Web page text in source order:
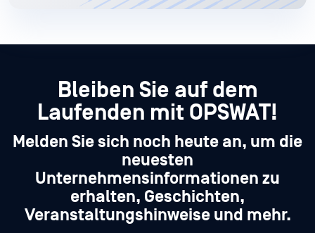
Bleiben Sie auf dem
Laufenden mit OPSWAT!
Melden Sie sich noch heute an, um die
neuesten
Unternehmensinformationen zu
erhalten, Geschichten,
Veranstaltungshinweise und mehr.